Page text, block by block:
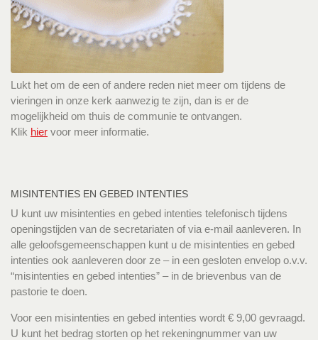
Lukt het om de een of andere reden niet meer om tijdens de
vieringen in onze kerk aanwezig te zijn, dan is er de
mogelijkheid om thuis de communie te ontvangen.
Klik hier voor meer informatie.
MISINTENTIES EN GEBED INTENTIES
U kunt uw misintenties en gebed intenties telefonisch tijdens
openingstijden van de secretariaten of via e-mail aanleveren. In
alle geloofsgemeenschappen kunt u de misintenties en gebed
intenties ook aanleveren door ze – in een gesloten envelop o.v.v.
“misintenties en gebed intenties” – in de brievenbus van de
pastorie te doen.
Voor een misintenties en gebed intenties wordt € 9,00 gevraagd.
U kunt het bedrag storten op het rekeningnummer van uw